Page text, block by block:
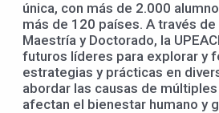
única, con más de 2.000
más de 120 países. A través
Maestría y Doctorado, la
futuros líderes para explorar y
estrategias y prácticas en
abordar las causas de
afectan el bienestar humano y